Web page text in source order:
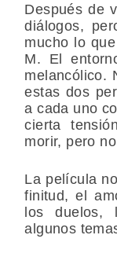
Después de
diálogos,
mucho lo
M. El
melancólico.
estas dos
a cada uno
cierta
morir, pero
La película
finitud, el
los duelos,
algunos